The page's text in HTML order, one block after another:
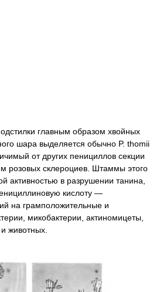
главным образом хвойных
шара выделяется обычно P. thomii
от других пенициллов секции
розовых склероциев. Штаммы этого
активностью в разрушении танина,
кислоту —
на грамположительные и
микобактерии, актиномицеты,
животных.